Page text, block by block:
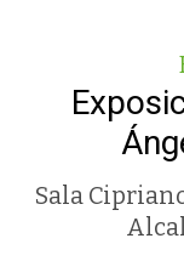
Sala